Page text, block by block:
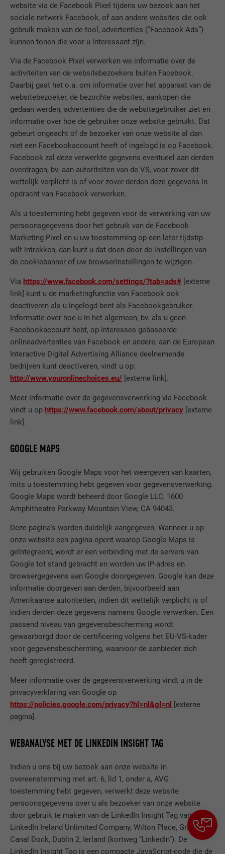
website via de Facebook Pixel tijdens uw bezoek aan het
sociale netwerk Facebook, of aan andere websites die ook
gebruik maken van de tool, advertenties (“Facebook Ads”)
kunnen tonen die voor u interessant zijn.
Via de Facebook Pixel verwerken we informatie over de
activiteiten van de websitebezoekers buiten Facebook.
Daarbij gaat het o.a. om informatie over het apparaat van de
websitebezoeker, de bezochte websites, aankopen die
gedaan werden, advertenties die de websitegebruiker ziet en
informatie over hoe de gebruiker onze website gebruikt. Dat
gebeurt ongeacht of de bezoeker van onze website al dan
niet een Facebookaccount heeft of ingelogd is op Facebook.
Facebook zal deze verwerkte gegevens eventueel aan derden
overdragen, bv. aan autoriteiten van de VS, voor zover dit
wettelijk verplicht is of voor zover derden deze gegevens in
opdracht van Facebook verwerken.
Als u toestemming hebt gegeven voor de verwerking van uw
persoonsgegevens door het gebruik van de Facebook
Marketing Pixel en u uw toestemming op een later tijdstip
wilt intrekken, dan kunt u dat doen door de instellingen van
de cookiebanner of uw browserinstellingen te wijzigen.
Viahttps://www.facebook.com/settings/?tab=ads# [externe
link] kunt u de marketingfunctie van Facebook ook
deactiveren als u ingelogd bent als Facebookgebruiker.
Informatie over hoe u in het algemeen, bv. als u geen
Facebookaccount hebt, op interesses gebaseerde
onlineadvertenties van Facebook en andere, aan de European
Interactive Digital Advertising Alliance deelnemende
bedrijven kunt deactiveren, vindt u op:
http://www.youronlinechoices.eu/ [externe link].
Meer informatie over de gegevensverwerking via Facebook
vindt u ophttps://www.facebook.com/about/privacy [externe
link].
GOOGLE MAPS
Wij gebruiken Google Maps voor het weergeven van kaarten,
mits u toestemming hebt gegeven voor gegevensverwerking.
Google Maps wordt beheerd door Google LLC, 1600
Amphitheatre Parkway Mountain View, CA 94043.
Deze pagina's worden duidelijk aangegeven. Wanneer u op
onze website een pagina opent waarop Google Maps is
geïntegreerd, wordt er een verbinding met de servers van
Google tot stand gebracht en worden uw IP-adres en
browsergegevens aan Google doorgegeven. Google kan deze
informatie doorgeven aan derden, bijvoorbeeld aan
Amerikaanse autoriteiten, indien dit wettelijk verplicht is of
indien derden deze gegevens namens Google verwerken. Een
passend niveau van gegevensbescherming wordt
gewaarborgd door de certificering volgens het EU-VS-kader
voor gegevensbescherming, waarvoor de aanbieder zich
heeft geregistreerd.
Meer informatie over de gegevensverwerking vindt u in de
privacyverklaring van Google op
https://policies.google.com/privacy?hl=nl&gl=nl [externe
pagina].
WEBANALYSE MET DE LINKEDIN INSIGHT TAG
Indien u ons bij uw bezoek aan onze website in
overeenstemming met art. 6, lid 1, onder a, AVG
toestemming hebt gegeven, verwerkt deze website
persoonsgegevens over u als bezoeker van onze website
door gebruik te maken van de LinkedIn Insight Tag van
LinkedIn Ireland Unlimited Company, Wilton Place, Grand
Canal Dock, Dublin 2, Ierland (kortweg “LinkedIn”). De
LinkedIn Insight Tag is een compacte JavaScript-code die de
NAAM _gcl_au
AANBIEDER Google AdSense
3 maanden
DOEL
Wordt door Google AdSense gebruikt om
te experimenteren met reclame-efficiëntie
op websites die de diensten daarvan
gebruiken.
NAAM _pinterest_ct_ua
AANBIEDER Pinterest
VERVALTIJD 1 jaar
DOEL
Deze cookie bevat een eenduidige UUID
om op meerdere website acties te
groeperen wanneer de gebruiker niet
eenduidig kan worden ingedeeld.
NAAM li_gc
AANBIEDER LinkedIn
VERVALTIJD 2 jaar
DOEL
Dient voor het opslaan van de
toestemming van de gebruiker voor het
gebruik van cookies voor niet-essentiële
doeleinden.
NAAM
Ter vereenvoudiging van de selectie van
datacentra
NAAM test_cookie
AANBIEDER doubleclick.net
VERVALTIJD 15 minuten
DOEL
Wordt bij wijze van test geplaatst om te
controleren of de browser het plaatsen
van cookies toestaat. Bevat geen
identificatiekenmerken.